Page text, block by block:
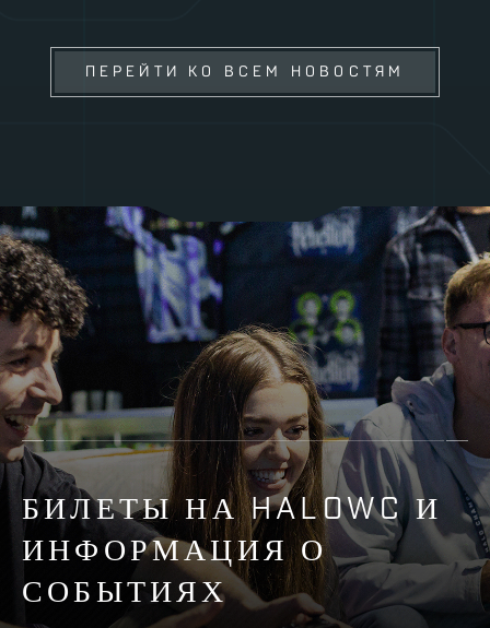
ПЕРЕЙТИ КО ВСЕМ НОВОСТЯМ
БИЛЕТЫ НА HALOWC И
ИНФОРМАЦИЯ О
СОБЫТИЯХ